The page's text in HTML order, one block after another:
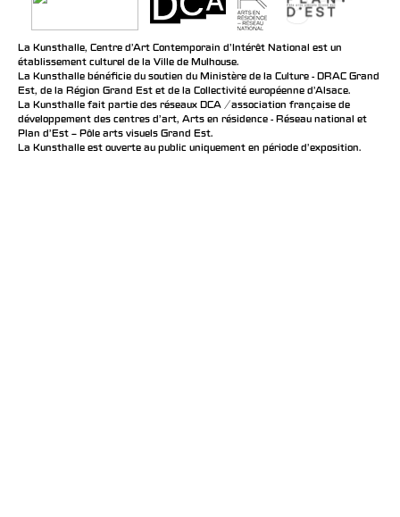
La Kunsthalle, Centre d’Art Contemporain d’Intérêt National est un
établissement culturel de la Ville de Mulhouse.
La Kunsthalle bénéficie du soutien du Ministère de la Culture - DRAC Grand
Est, de la Région Grand Est et de la Collectivité européenne d’Alsace.
La Kunsthalle fait partie des réseaux DCA / association française de
développement des centres d'art, Arts en résidence - Réseau national et
Plan d’Est – Pôle arts visuels Grand Est.
La Kunsthalle est ouverte au public uniquement en période d'exposition.